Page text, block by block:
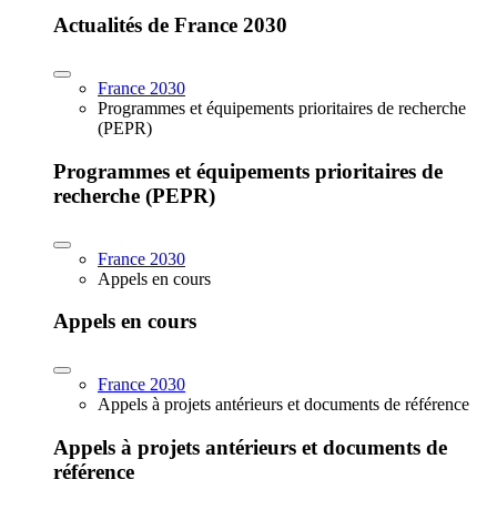
Actualités de France 2030
France 2030
Programmes et équipements prioritaires de recherche
(PEPR)
Programmes et équipements prioritaires de
recherche (PEPR)
France 2030
Appels en cours
Appels en cours
France 2030
Appels à projets antérieurs et documents de référence
Appels à projets antérieurs et documents de
référence